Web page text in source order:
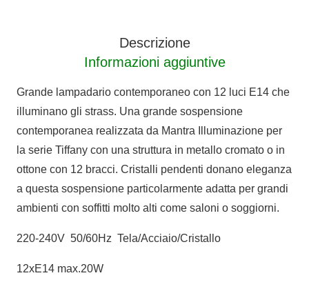
Descrizione
Informazioni aggiuntive
Grande lampadario contemporaneo con 12 luci E14 che
illuminano gli strass. Una grande sospensione
contemporanea realizzata da Mantra Illuminazione per
la serie Tiffany con una struttura in metallo cromato o in
ottone con 12 bracci. Cristalli pendenti donano eleganza
a questa sospensione particolarmente adatta per grandi
ambienti con soffitti molto alti come saloni o soggiorni.
220-240V 50/60Hz Tela/Acciaio/Cristallo
12xE14 max.20W